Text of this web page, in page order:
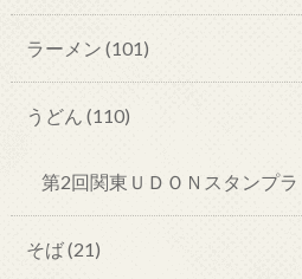
ラーメン (101)
うどん (110)
第2回関東ＵＤＯＮスタンプラ
そば(21)